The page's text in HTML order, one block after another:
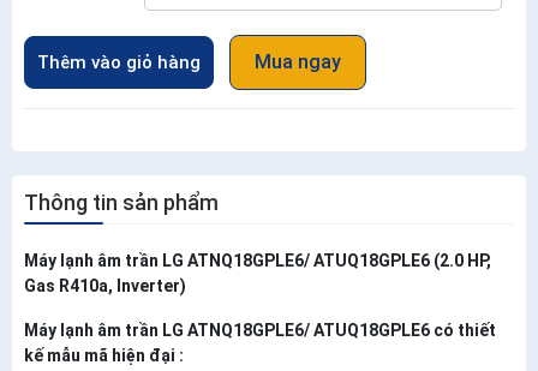
Thêm vào giỏ hàng Mua ngay
Thông tin sản phẩm
Máy lạnh âm trần LG ATNQ18GPLE6/ ATUQ18GPLE6 (2.0 HP,
Gas R410a, Inverter)
Máy lạnh âm trần LG ATNQ18GPLE6/ ATUQ18GPLE6 có thiết
kế mẫu mã hiện đại :